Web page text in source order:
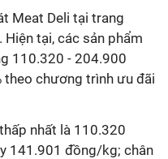
Meat Deli tại trang
tại, các sản phẩm
110.320 - 204.900
chương trình ưu đãi
nhất là 110.320
141.901 đồng/kg; chân